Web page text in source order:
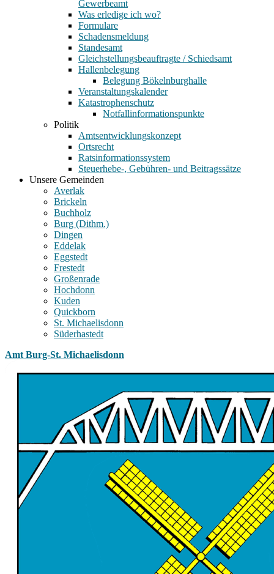
Gewerbeamt
Was erledige ich wo?
Formulare
Schadensmeldung
Standesamt
Gleichstellungsbeauftragte / Schiedsamt
Hallenbelegung
Belegung Bökelnburghalle
Veranstaltungskalender
Katastrophenschutz
Notfallinformationspunkte
Politik
Amtsentwicklungskonzept
Ortsrecht
Ratsinformationssystem
Steuerhebe-, Gebühren- und Beitragssätze
Unsere Gemeinden
Averlak
Brickeln
Buchholz
Burg (Dithm.)
Dingen
Eddelak
Eggstedt
Frestedt
Großenrade
Hochdonn
Kuden
Quickborn
St. Michaelisdonn
Süderhastedt
Amt Burg-St. Michaelisdonn